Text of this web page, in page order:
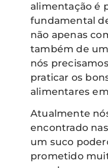
alimentação é
fundamental
não apenas
também de
nós
praticar os
alimentares
Atualmente
encontrado
um suco
prometido